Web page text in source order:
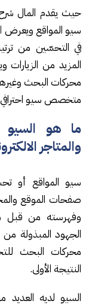
سيو المواقع ويعرض
في التحسّين من
المزيد من
محركات البحث
متخصص سيو
ما هو السيو
والمتاجر
سيو المواقع أو
صفحات الموقع
وفهرسته من قبل
الجهود المبذولة
محركات البحث
النتيجة الأولى.
السيو لديه